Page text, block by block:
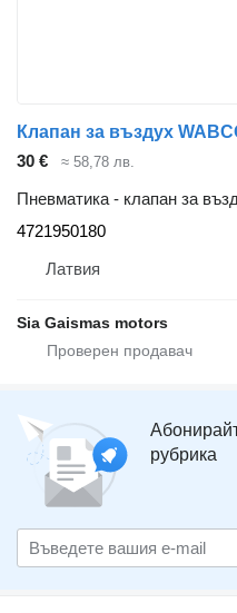
30 € ≈ 58,78 лв.
Пневматика - клапан за
4721950180
Латвия
Sia Gaismas motors
рубрика